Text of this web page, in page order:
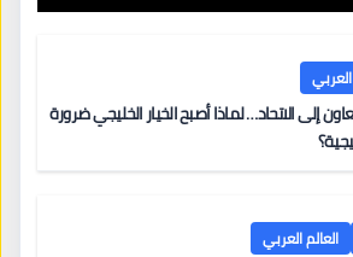
إلى الاتحاد… لماذا أصبح الخيار الخليجي ضرورة
العالم العربي